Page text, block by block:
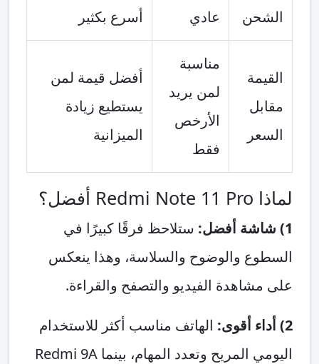
الشحن عادي أسرع بكثير
القيمة
مقابل
السعر
مناسبة
لمن يريد
الأرخص
فقط
أفضل قيمة لمن
يستطيع زيادة
الميزانية
لماذا Redmi Note 11 Pro أفضل؟
1) شاشة أفضل:
ستلاحظ فرقًا كبيرًا في
السطوع والوضوح والسلاسة، وهذا ينعكس
على مشاهدة الفيديو والتصفح والقراءة.
2) أداء أقوى:
الهاتف مناسب أكثر للاستخدام
اليومي المريح وتعدد المهام، بينما Redmi 9A